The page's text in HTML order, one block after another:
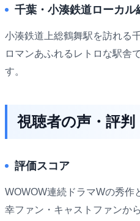
千葉・小湊鉄道ローカル
小湊鉄道上総鶴舞駅を訪れる
ロマンあふれるレトロな駅舎
す。
視聴者の声・評判
評価スコア
WOWOW連続ドラマWの秀作
幸ファン・キャストファンか